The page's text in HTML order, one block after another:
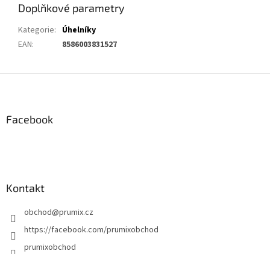
Doplňkové parametry
Kategorie: Úhelníky
EAN: 8586003831527
Facebook
Kontakt
obchod@prumix.cz
https://facebook.com/prumixobchod
prumixobchod